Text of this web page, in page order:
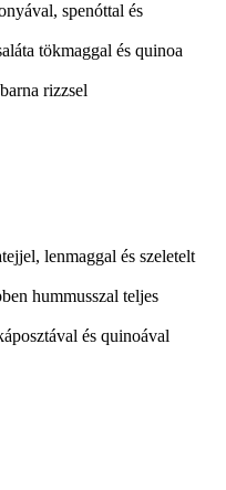
spenóttal és
tökmaggal és quinoa
rizzsel
lenmaggal és szeletelt
hummusszal teljes
és quinoával